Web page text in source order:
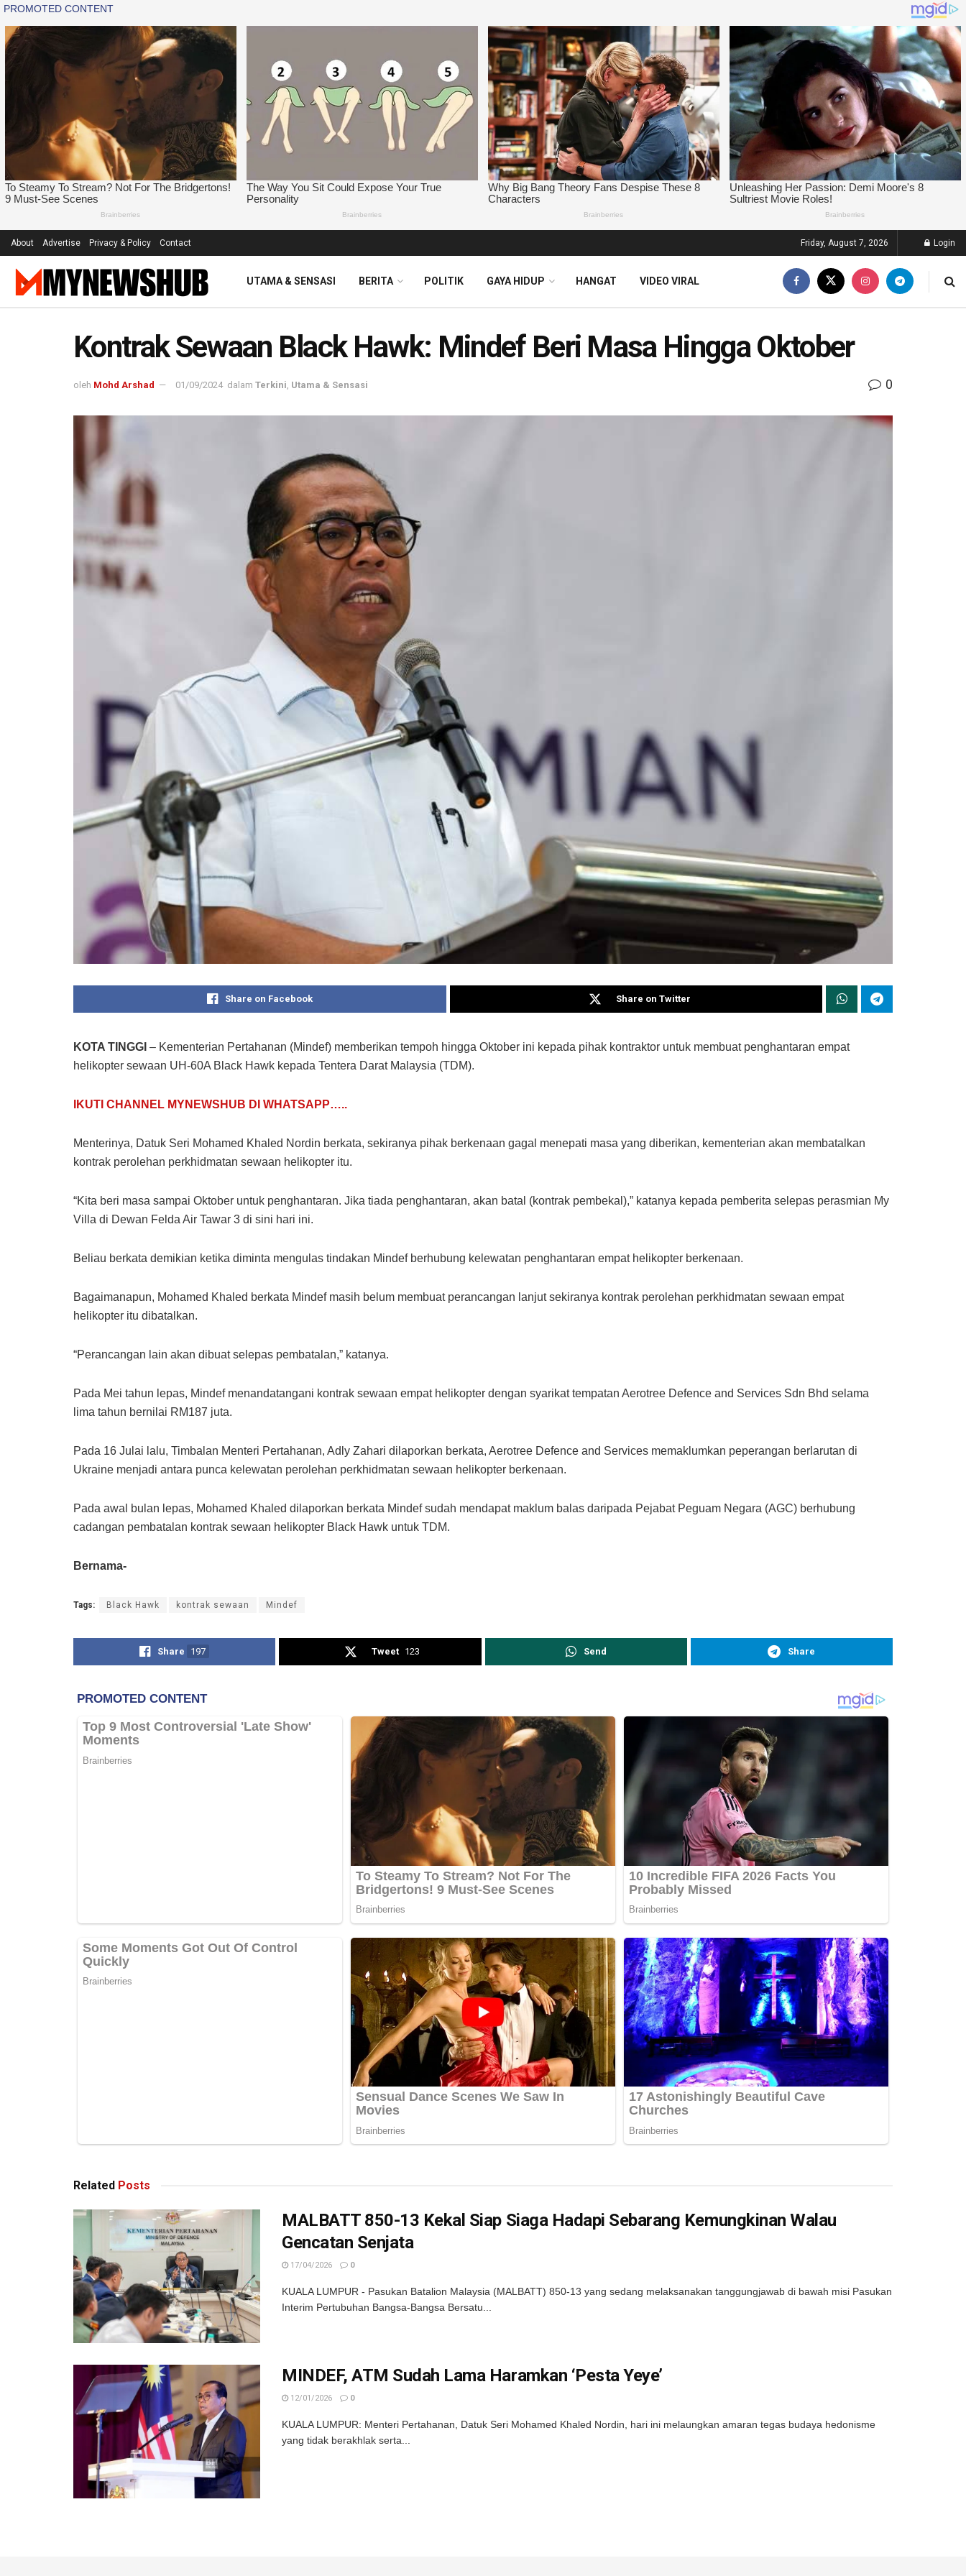
About Advertise Privacy & Policy Contact Friday, August 7, 2026 Login
UTAMA & SENSASI BERITA POLITIK GAYA HIDUP HANGAT VIDEO VIRAL
Kontrak Sewaan Black Hawk: Mindef Beri Masa Hingga Oktober
oleh Mohd Arshad 01/09/2024 dalam Terkini Utama & Sensasi 0
Share on Facebook Share on Twitter
KOTA TINGGI – Kementerian Pertahanan (Mindef) memberikan tempoh hingga Oktober ini kepada pihak kontraktor untuk membuat penghantaran empat
helikopter sewaan UH-60A Black Hawk kepada Tentera Darat Malaysia (TDM).
IKUTI CHANNEL MYNEWSHUB DI WHATSAPP…..
Menterinya, Datuk Seri Mohamed Khaled Nordin berkata, sekiranya pihak berkenaan gagal menepati masa yang diberikan, kementerian akan membatalkan
kontrak perolehan perkhidmatan sewaan helikopter itu.
“Kita beri masa sampai Oktober untuk penghantaran. Jika tiada penghantaran, akan batal (kontrak pembekal),” katanya kepada pemberita selepas perasmian My
Villa di Dewan Felda Air Tawar 3 di sini hari ini.
Beliau berkata demikian ketika diminta mengulas tindakan Mindef berhubung kelewatan penghantaran empat helikopter berkenaan.
Bagaimanapun, Mohamed Khaled berkata Mindef masih belum membuat perancangan lanjut sekiranya kontrak perolehan perkhidmatan sewaan empat
helikopter itu dibatalkan.
“Perancangan lain akan dibuat selepas pembatalan,” katanya.
Pada Mei tahun lepas, Mindef menandatangani kontrak sewaan empat helikopter dengan syarikat tempatan Aerotree Defence and Services Sdn Bhd selama
lima tahun bernilai RM187 juta.
Pada 16 Julai lalu, Timbalan Menteri Pertahanan, Adly Zahari dilaporkan berkata, Aerotree Defence and Services memaklumkan peperangan berlarutan di
Ukraine menjadi antara punca kelewatan perolehan perkhidmatan sewaan helikopter berkenaan.
Pada awal bulan lepas, Mohamed Khaled dilaporkan berkata Mindef sudah mendapat maklum balas daripada Pejabat Peguam Negara (AGC) berhubung
cadangan pembatalan kontrak sewaan helikopter Black Hawk untuk TDM.
Bernama-
Tags: Black Hawk kontrak sewaan Mindef
Share 197 Tweet 123 Send Share
Related Posts
MALBATT 850-13 Kekal Siap Siaga Hadapi Sebarang Kemungkinan Walau
Gencatan Senjata
17/04/2026 0
KUALA LUMPUR - Pasukan Batalion Malaysia (MALBATT) 850-13 yang sedang melaksanakan tanggungjawab di bawah misi Pasukan
Interim Pertubuhan Bangsa-Bangsa Bersatu...
MINDEF, ATM Sudah Lama Haramkan ‘Pesta Yeye’
12/01/2026 0
KUALA LUMPUR: Menteri Pertahanan, Datuk Seri Mohamed Khaled Nordin, hari ini melaungkan amaran tegas budaya hedonisme
yang tidak berakhlak serta...